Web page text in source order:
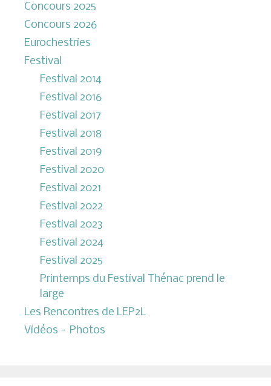
Concours 2025
Concours 2026
Eurochestries
Festival
Festival 2014
Festival 2016
Festival 2017
Festival 2018
Festival 2019
Festival 2020
Festival 2021
Festival 2022
Festival 2023
Festival 2024
Festival 2025
Printemps du Festival Thénac prend le
large
Les Rencontres de LEP2L
Vidéos – Photos